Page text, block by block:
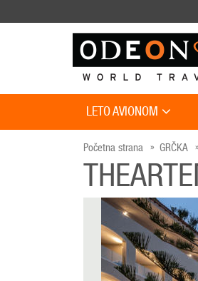
LETO AVIONOM
Početna strana GRČKA